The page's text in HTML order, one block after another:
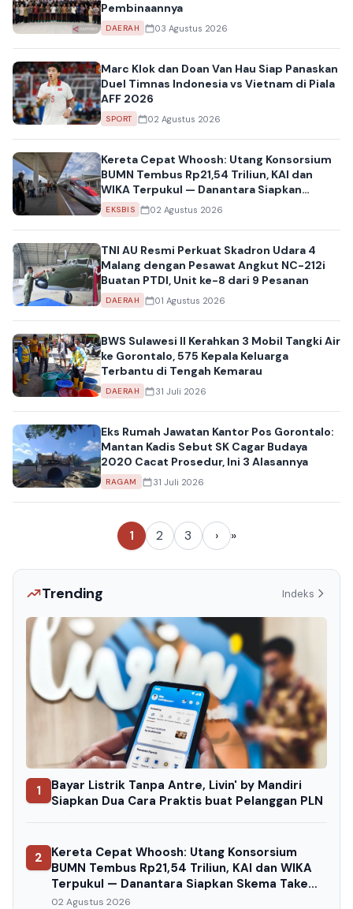
Pembinaannya
DAERAH 03 Agustus 2026
Marc Klok dan Doan Van Hau Siap Panaskan
Duel Timnas Indonesia vs Vietnam di Piala
AFF 2026
SPORT 02 Agustus 2026
Kereta Cepat Whoosh: Utang Konsorsium
BUMN Tembus Rp21,54 Triliun, KAI dan
WIKA Terpukul — Danantara Siapkan
Skema Take Over
EKSBIS 02 Agustus 2026
TNI AU Resmi Perkuat Skadron Udara 4
Malang dengan Pesawat Angkut NC-212i
Buatan PTDI, Unit ke-8 dari 9 Pesanan
DAERAH 01 Agustus 2026
BWS Sulawesi II Kerahkan 3 Mobil Tangki Air
ke Gorontalo, 575 Kepala Keluarga
Terbantu di Tengah Kemarau
DAERAH 31 Juli 2026
Eks Rumah Jawatan Kantor Pos Gorontalo:
Mantan Kadis Sebut SK Cagar Budaya
2020 Cacat Prosedur, Ini 3 Alasannya
RAGAM 31 Juli 2026
1 2 3 › »
Trending Indeks
1
Bayar Listrik Tanpa Antre, Livin' by Mandiri
Siapkan Dua Cara Praktis buat Pelanggan PLN
2
Kereta Cepat Whoosh: Utang Konsorsium
BUMN Tembus Rp21,54 Triliun, KAI dan WIKA
Terpukul — Danantara Siapkan Skema Take
Over
02 Agustus 2026